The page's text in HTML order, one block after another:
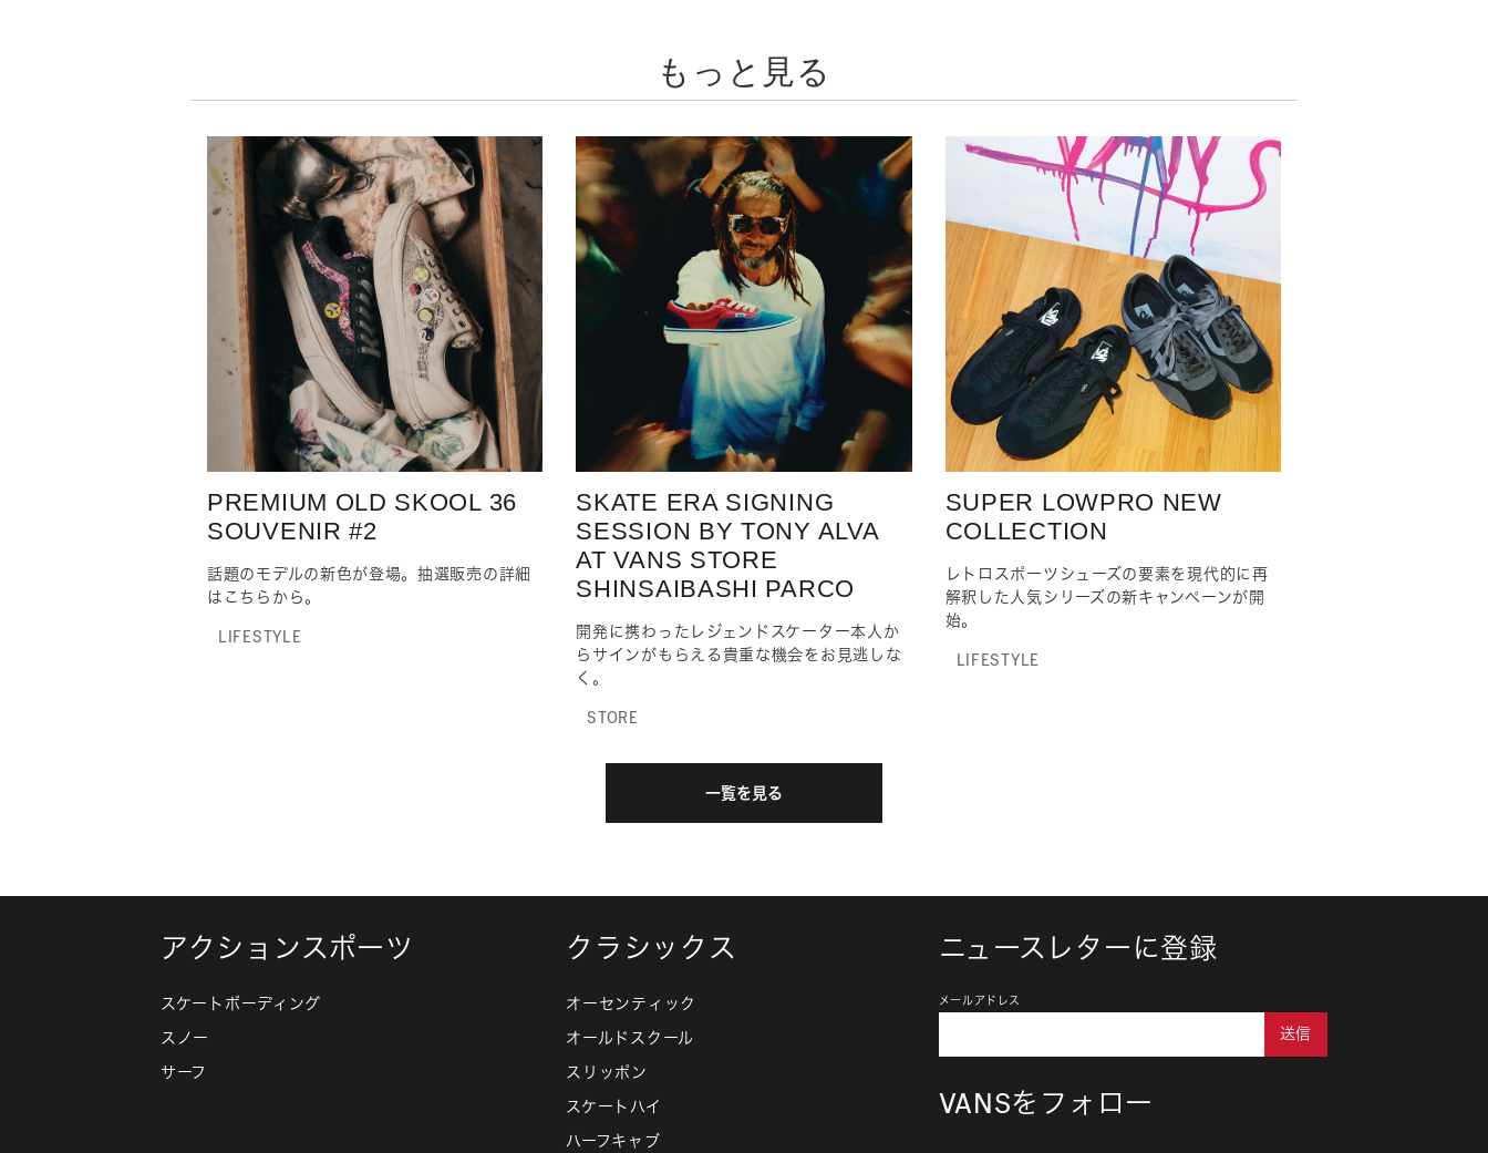
もっと見る
PREMIUM OLD SKOOL 36
SOUVENIR #2
話題のモデルの新色が登場。抽選販売の詳細
はこちらから。
LIFESTYLE
SKATE ERA SIGNING
SESSION BY TONY ALVA
AT VANS STORE
SHINSAIBASHI PARCO
開発に携わったレジェンドスケーター本人か
らサインがもらえる貴重な機会をお見逃しな
く。
STORE
SUPER LOWPRO NEW
COLLECTION
レトロスポーツシューズの要素を現代的に再
解釈した人気シリーズの新キャンペーンが開
始。
LIFESTYLE
一覧を見る
アクションスポーツ
スケートボーディング
スノー
サーフ
クラシックス
オーセンティック
オールドスクール
スリッポン
スケートハイ
ハーフキャブ
VANSをフォロー
ニュースレターに登録
メールアドレス
送信